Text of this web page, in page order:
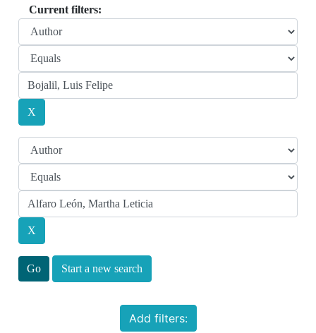
Current filters:
Start a new search
Add filters: